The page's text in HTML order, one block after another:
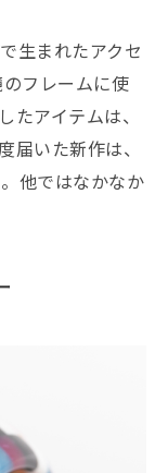
生まれたアクセ
フレームに使
たアイテムは、
届いた新作は、
他ではなかなか